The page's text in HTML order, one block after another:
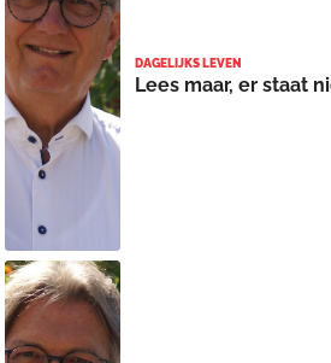
DAGELIJKS LEVEN
Lees maar, er staat